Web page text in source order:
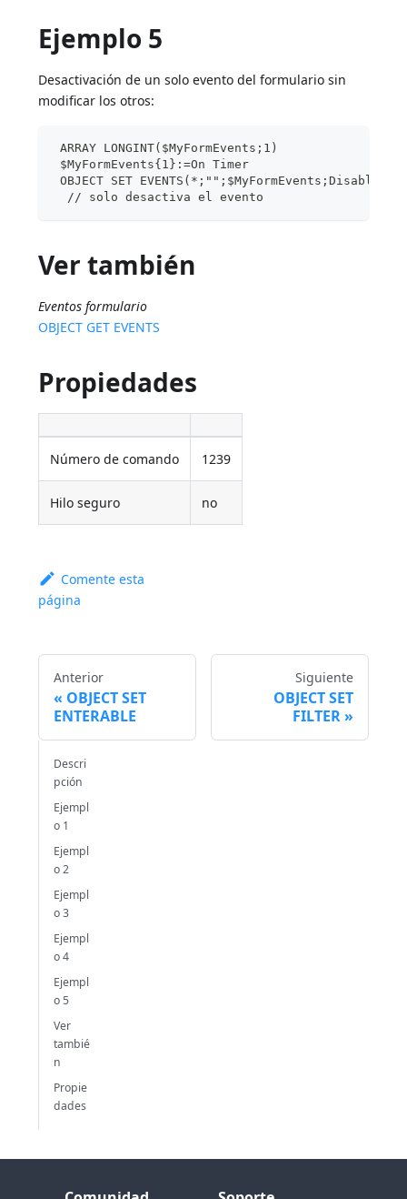
Ejemplo 5
Desactivación de un solo evento del formulario sin
modificar los otros:
ARRAY LONGINT($MyFormEvents;1)
$MyFormEvents{1}:=On Timer
OBJECT SET EVENTS(*;"";$MyFormEvents;Disable
// solo desactiva el evento
Ver también
Eventos formulario
OBJECT GET EVENTS
Propiedades
Número de comando 1239
Hilo seguro no
Comente esta
página
Anterior
OBJECT SET
ENTERABLE
Siguiente
OBJECT SET
FILTER
Descri
pción
Ejempl
o 1
Ejempl
o 2
Ejempl
o 3
Ejempl
o 4
Ejempl
o 5
Ver
tambié
n
Propie
dades